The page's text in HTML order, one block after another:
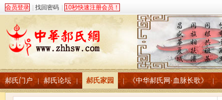
会员登录 找回密码 10秒快速注册会员！
郝氏门户 | 郝氏论坛 | 郝氏家园 《中华郝氏网·血脉长歌》